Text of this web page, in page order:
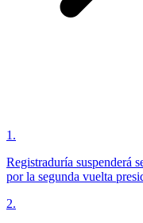
1 .
Registraduría suspenderá
por la segunda vuelta
2.